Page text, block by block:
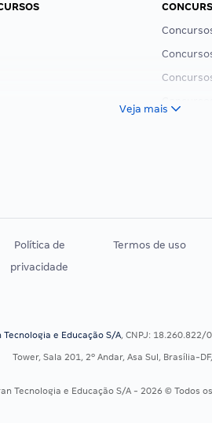
Veja mais
Política de
privacidade
Termos de uso
Tecnologia e Educação S/A, CNPJ: 18.260.822/
Tower, Sala 201, 2º Andar, Asa Sul, Brasília-
Tecnologia e Educação S/A - 2026 © Todos